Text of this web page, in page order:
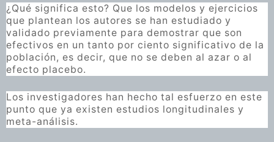
¿Qué significa esto? Que los modelos y ejercicios
que plantean los autores se han estudiado y
validado previamente para demostrar que son
efectivos en un tanto por ciento significativo de la
población, es decir, que no se deben al azar o al
efecto placebo.
Los investigadores han hecho tal esfuerzo en este
punto que ya existen estudios longitudinales y
meta-análisis.